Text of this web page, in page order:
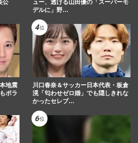
公
ュー、透ける山田優の「スーパーモ
デルに」野…
地震
ボラ
川口春奈＆サッカー日本代表・板倉
滉「匂わせゼロ婚」でも隠しきれな
かったセレブ…